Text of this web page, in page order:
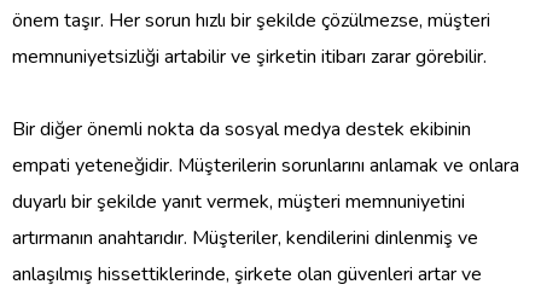
önem taşır. Her sorun hızlı bir şekilde çözülmezse, müşteri
memnuniyetsizliği artabilir ve şirketin itibarı zarar görebilir.
Bir diğer önemli nokta da sosyal medya destek ekibinin
empati yeteneğidir. Müşterilerin sorunlarını anlamak ve onlara
duyarlı bir şekilde yanıt vermek, müşteri memnuniyetini
artırmanın anahtarıdır. Müşteriler, kendilerini dinlenmiş ve
anlaşılmış hissettiklerinde, şirkete olan güvenleri artar ve